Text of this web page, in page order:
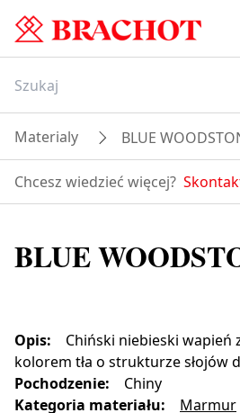
Materialy BLUE
Chcesz wiedzieć więcej?
BLUE
Opis:
Chiński niebieski wapień
kolorem tła o strukturze słojów
Pochodzenie:
Chiny
Kategoria materiału: Marmur